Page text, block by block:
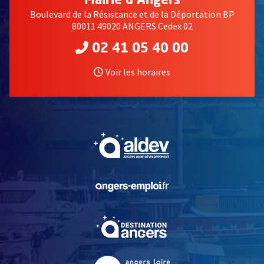
Boulevard de la Résistance et de la Déportation BP
80011 49020 ANGERS Cedex 02
02 41 05 40 00
Voir les horaires
, Ouvre une nouvelle
, Ouvre une nouvelle